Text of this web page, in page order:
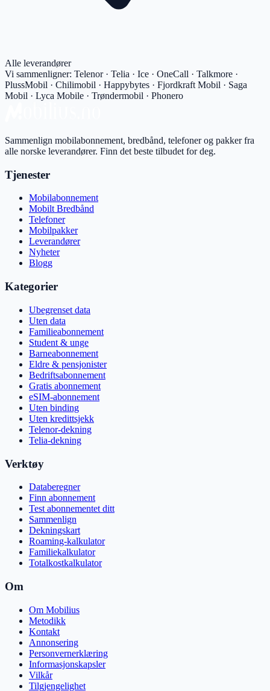
Alle leverandører
Vi sammenligner: Telenor · Telia · Ice · OneCall · Talkmore ·
PlussMobil · Chilimobil · Happybytes · Fjordkraft Mobil · Saga
Mobil · Lyca Mobile · Trøndermobil · Phonero
Sammenlign mobilabonnement, bredbånd, telefoner og pakker fra
alle norske leverandører. Finn det beste tilbudet for deg.
Tjenester
Mobilabonnement
Mobilt Bredbånd
Telefoner
Mobilpakker
Leverandører
Nyheter
Blogg
Kategorier
Ubegrenset data
Uten data
Familieabonnement
Student & unge
Barneabonnement
Eldre & pensjonister
Bedriftsabonnement
Gratis abonnement
eSIM-abonnement
Uten binding
Uten kredittsjekk
Telenor-dekning
Telia-dekning
Verktøy
Databeregner
Finn abonnement
Test abonnementet ditt
Sammenlign
Dekningskart
Roaming-kalkulator
Familiekalkulator
Totalkostkalkulator
Om
Om Mobilius
Metodikk
Kontakt
Annonsering
Personvernerklæring
Informasjonskapsler
Vilkår
Tilgjengelighet